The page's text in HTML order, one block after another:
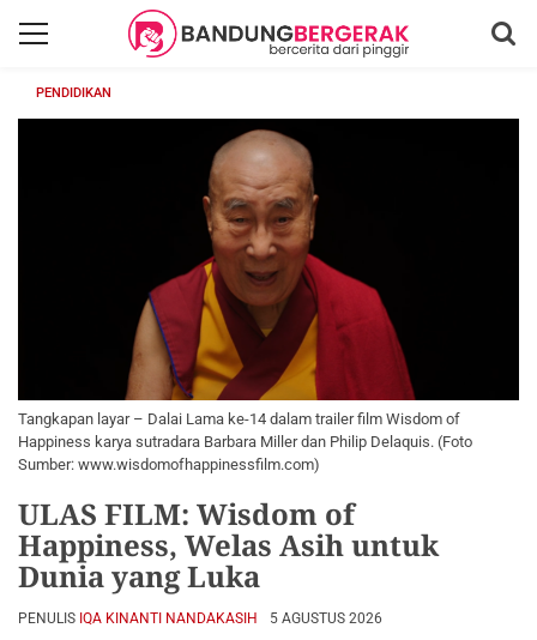
PENDIDIKAN
Tangkapan layar – Dalai Lama ke-14 dalam trailer film Wisdom of
Happiness karya sutradara Barbara Miller dan Philip Delaquis. (Foto
Sumber: www.wisdomofhappinessfilm.com)
ULAS FILM: Wisdom of
Happiness, Welas Asih untuk
Dunia yang Luka
PENULIS IQA KINANTI NANDAKASIH 5 AGUSTUS 2026